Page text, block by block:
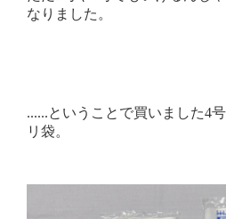
なりました。
......ということで買いました4
リ袋。